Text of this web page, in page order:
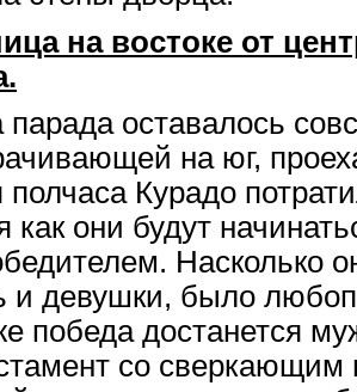
на востоке от
парада оставалось
на юг,
Курадо
как они будут
Насколько
и девушки, было
победа достанется
со